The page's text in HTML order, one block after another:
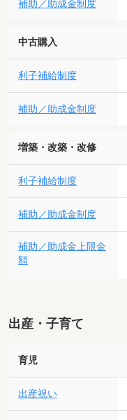
補助／助成金制度
中古購入
利子補給制度
補助／助成金制度
増築・改築・改修
利子補給制度
補助／助成金制度
補助／助成金上限金
額
出産・子育て
育児
出産祝い